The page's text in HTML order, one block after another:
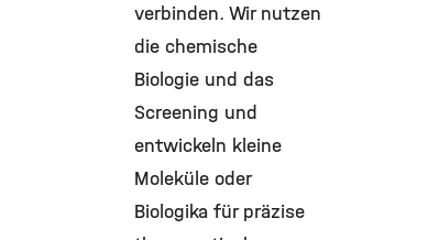
verbinden. Wir nutzen
die chemische
Biologie und das
Screening und
entwickeln kleine
Moleküle oder
Biologika für präzise